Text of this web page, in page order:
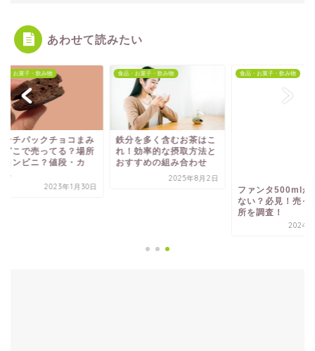
あわせて読みたい
お菓子・飲み物
チパックチョコまみ
こで売ってる？場所
ンビニ？値段・カ
2023年1月30日
食品・お菓子・飲み物
鉄分を多く含むお茶はこ
れ！効率的な摂取方法と
おすすめの組み合わせ
2025年8月2日
食品・お菓子・飲み物